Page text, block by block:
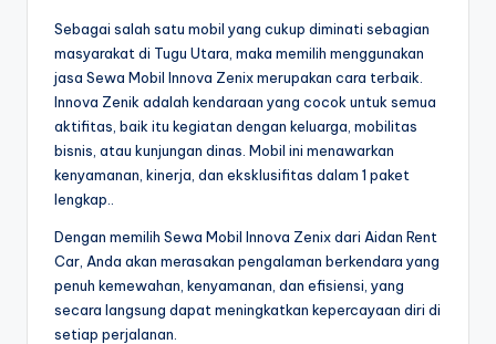
Sebagai salah satu mobil yang cukup diminati sebagian
masyarakat di Tugu Utara, maka memilih menggunakan
jasa Sewa Mobil Innova Zenix merupakan cara terbaik.
Innova Zenik adalah kendaraan yang cocok untuk semua
aktifitas, baik itu kegiatan dengan keluarga, mobilitas
bisnis, atau kunjungan dinas. Mobil ini menawarkan
kenyamanan, kinerja, dan eksklusifitas dalam 1 paket
lengkap..
Dengan memilih Sewa Mobil Innova Zenix dari Aidan Rent
Car, Anda akan merasakan pengalaman berkendara yang
penuh kemewahan, kenyamanan, dan efisiensi, yang
secara langsung dapat meningkatkan kepercayaan diri di
setiap perjalanan.